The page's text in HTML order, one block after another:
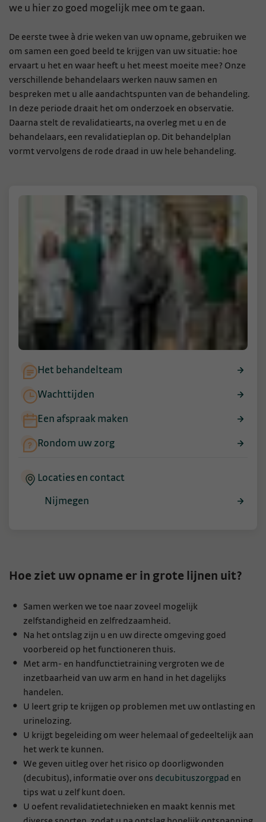
we u hier zo goed mogelijk mee om te gaan.
De eerste twee à drie weken van uw opname, gebruiken we
om samen een goed beeld te krijgen van uw situatie: hoe
ervaart u het en waar heeft u het meest moeite mee? Onze
verschillende behandelaars werken nauw samen en
bespreken met u alle aandachtspunten van de behandeling.
In deze periode draait het om onderzoek en observatie.
Daarna stelt de revalidatiearts, na overleg met u en de
behandelaars, een revalidatieplan op. Dit behandelplan
vormt vervolgens de rode draad in uw hele behandeling.
Het behandelteam
Wachttijden
Een afspraak maken
Rondom uw zorg
Locaties en contact
Nijmegen
Hoe ziet uw opname er in grote lijnen uit?
Samen werken we toe naar zoveel mogelijk
zelfstandigheid en zelfredzaamheid.
Na het ontslag zijn u en uw directe omgeving goed
voorbereid op het functioneren thuis.
Met arm- en handfunctietraining vergroten we de
inzetbaarheid van uw arm en hand in het dagelijks
handelen.
U leert grip te krijgen op problemen met uw ontlasting en
urinelozing.
U krijgt begeleiding om weer helemaal of gedeeltelijk aan
het werk te kunnen.
We geven uitleg over het risico op doorligwonden
(decubitus), informatie over ons decubituszorgpad en
tips wat u zelf kunt doen.
U oefent revalidatietechnieken en maakt kennis met